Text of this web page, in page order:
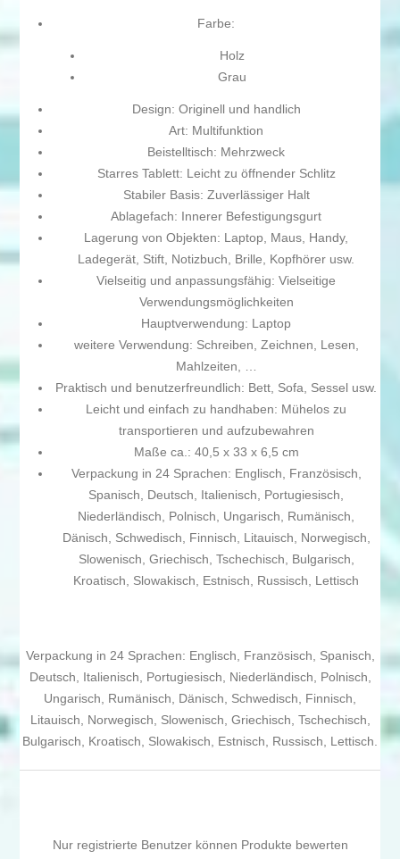
Farbe:
Holz
Grau
Design: Originell und handlich
Art: Multifunktion
Beistelltisch: Mehrzweck
Starres Tablett: Leicht zu öffnender Schlitz
Stabiler Basis: Zuverlässiger Halt
Ablagefach: Innerer Befestigungsgurt
Lagerung von Objekten: Laptop, Maus, Handy,
Ladegerät, Stift, Notizbuch, Brille, Kopfhörer usw.
Vielseitig und anpassungsfähig: Vielseitige
Verwendungsmöglichkeiten
Hauptverwendung: Laptop
weitere Verwendung: Schreiben, Zeichnen, Lesen,
Mahlzeiten, …
Praktisch und benutzerfreundlich: Bett, Sofa, Sessel usw.
Leicht und einfach zu handhaben: Mühelos zu
transportieren und aufzubewahren
Maße ca.: 40,5 x 33 x 6,5 cm
Verpackung in 24 Sprachen: Englisch, Französisch,
Spanisch, Deutsch, Italienisch, Portugiesisch,
Niederländisch, Polnisch, Ungarisch, Rumänisch,
Dänisch, Schwedisch, Finnisch, Litauisch, Norwegisch,
Slowenisch, Griechisch, Tschechisch, Bulgarisch,
Kroatisch, Slowakisch, Estnisch, Russisch, Lettisch
Verpackung in 24 Sprachen: Englisch, Französisch, Spanisch,
Deutsch, Italienisch, Portugiesisch, Niederländisch, Polnisch,
Ungarisch, Rumänisch, Dänisch, Schwedisch, Finnisch,
Litauisch, Norwegisch, Slowenisch, Griechisch, Tschechisch,
Bulgarisch, Kroatisch, Slowakisch, Estnisch, Russisch, Lettisch.
Nur registrierte Benutzer können Produkte bewerten